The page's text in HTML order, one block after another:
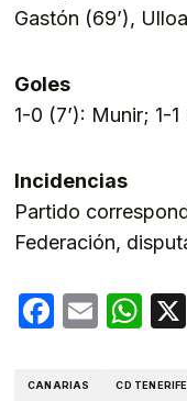
Gastón (69’),
Goles
1-0 (7’): Munir; 1-
Incidencias
Partido
Federación,
Email
CANARIAS CD TENERIFE